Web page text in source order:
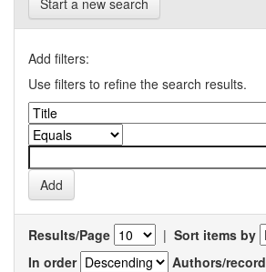
Start a new search
Add filters:
Use filters to refine the search results.
Results/Page | Sort items by
In order
Authors/record